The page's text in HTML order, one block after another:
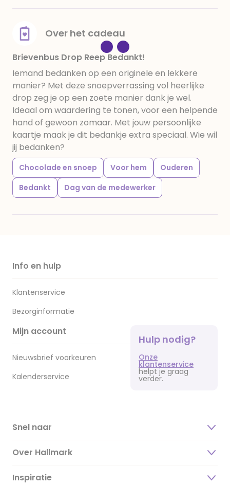
maltiolen, (erythritol, stevia) salmiakzout
gemodificeerd zetmeel,(aardappel, TARWE, mais,
erwt), zout, ammoniakkaramel, plantaardig koolstof,
tarwebloem,maiszetmeel, maltodextrine, sulfiet,
kokosolie, palmolie, plantaardige olie (kokos, palm),
water, anijsolie, emulgator (arabische gom),
aroma's, zout, kleurstof (E150c, E153),glansmiddel
(bijenwas (E901), E100, E129, E133 E102, carnaubawas
(E903).
Over het cadeau
Brievenbus Drop Reep Bedankt!
Iemand bedanken op een originele en lekkere
manier? Met deze snoepverrassing vol heerlijke
drop zeg je op een zoete manier dank je wel.
Ideaal om waardering te tonen, voor een helpende
hand of gewoon zomaar. Met jouw persoonlijke
kaartje maak je dit bedankje extra speciaal. Wie wil
jij bedanken?
Chocolade en snoep Voor hem
Ouderen
Bedankt
Dag van de medewerker
Info en hulp
Klantenservice
Bezorginformatie
Mijn account
Nieuwsbrief voorkeuren
Kalenderservice
Hulp nodig?
Onze
klantenservice
helpt je graag
verder.
Snel naar
Over Hallmark
Over ons
Inspiratie